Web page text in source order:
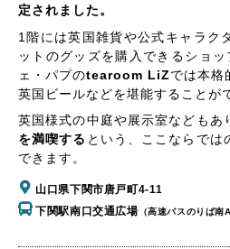
定されました。
1階には英国雑貨や公式キャラク
ットのグッズを購入できるショ
ェ・パプのtearoom LiZでは本格
英国ビールなどを堪能することが
英国様式の中庭や展示室などもあ
を満喫する という、ここならでは
できます。
山口県下関市唐戸町4-11
下関駅南口交通広場 （高速バスのりば南